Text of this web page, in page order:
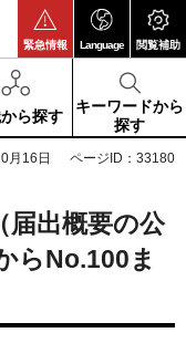
緊急情報 Language 閲覧補助
ら探す
キーワードから
探す
月16日 ページID：33180
届出概要の公
らNo.100ま